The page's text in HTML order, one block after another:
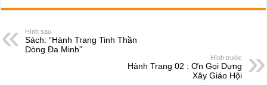
c
e
b
ss
n
at
A
e
d
s
er ail ar
Hình sau
Sách: “Hành Trang Tinh Thần
Dòng Đa Minh”
Hình trước
Hành Trang 02 : Ơn Gọi Dựng
Xây Giáo Hội